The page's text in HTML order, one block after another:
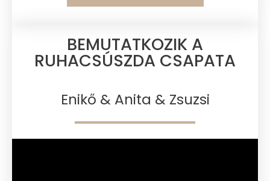
BEMUTATKOZIK A
RUHACSÚSZDA CSAPATA​
Enikő & Anita & Zsuzsi